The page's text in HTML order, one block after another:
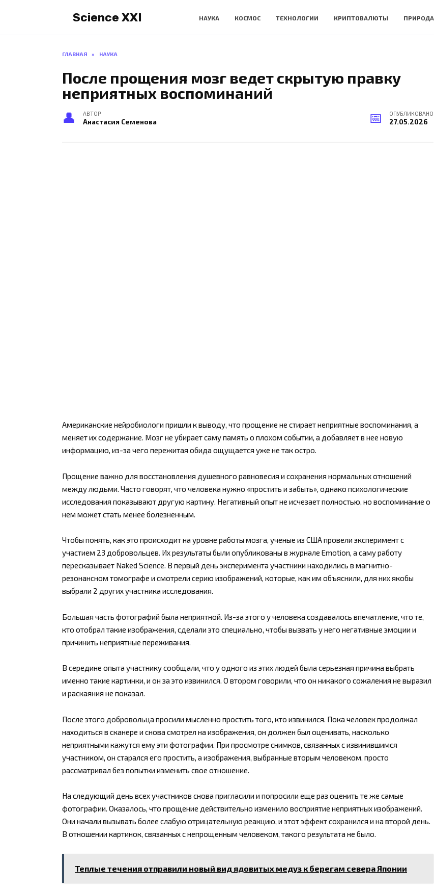
Science XXI НАУКА КОСМОС ТЕХНОЛОГИИ КРИПТОВАЛЮТЫ ПРИРОДА
ГЛАВНАЯ » НАУКА
После прощения мозг ведет скрытую правку
неприятных воспоминаний
АВТОР
Анастасия Семенова
ОПУБЛИКОВАНО
27.05.2026
Американские нейробиологи пришли к выводу, что прощение не стирает неприятные воспоминания, а
меняет их содержание. Мозг не убирает саму память о плохом событии, а добавляет в нее новую
информацию, из-за чего пережитая обида ощущается уже не так остро.
Прощение важно для восстановления душевного равновесия и сохранения нормальных отношений
между людьми. Часто говорят, что человека нужно «простить и забыть», однако психологические
исследования показывают другую картину. Негативный опыт не исчезает полностью, но воспоминание о
нем может стать менее болезненным.
Чтобы понять, как это происходит на уровне работы мозга, ученые из США провели эксперимент с
участием 23 добровольцев. Их результаты были опубликованы в журнале Emotion, а саму работу
пересказывает Naked Science. В первый день эксперимента участники находились в магнитно-
резонансном томографе и смотрели серию изображений, которые, как им объяснили, для них якобы
выбрали 2 других участника исследования.
Большая часть фотографий была неприятной. Из-за этого у человека создавалось впечатление, что те,
кто отобрал такие изображения, сделали это специально, чтобы вызвать у него негативные эмоции и
причинить неприятные переживания.
В середине опыта участнику сообщали, что у одного из этих людей была серьезная причина выбрать
именно такие картинки, и он за это извинился. О втором говорили, что он никакого сожаления не выразил
и раскаяния не показал.
После этого добровольца просили мысленно простить того, кто извинился. Пока человек продолжал
находиться в сканере и снова смотрел на изображения, он должен был оценивать, насколько
неприятными кажутся ему эти фотографии. При просмотре снимков, связанных с извинившимся
участником, он старался его простить, а изображения, выбранные вторым человеком, просто
рассматривал без попытки изменить свое отношение.
На следующий день всех участников снова пригласили и попросили еще раз оценить те же самые
фотографии. Оказалось, что прощение действительно изменило восприятие неприятных изображений.
Они начали вызывать более слабую отрицательную реакцию, и этот эффект сохранился и на второй день.
В отношении картинок, связанных с непрощенным человеком, такого результата не было.
Теплые течения отправили новый вид ядовитых медуз к берегам севера Японии